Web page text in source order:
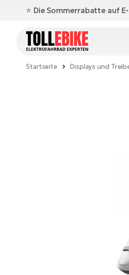
⭐️ Die Sommerrabatte auf
Startseite Displays und